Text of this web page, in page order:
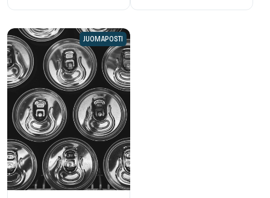
JUOMAPOSTI